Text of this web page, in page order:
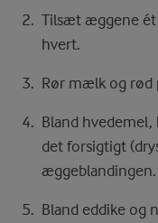
Tilsæt æggene ét
hvert.
Rør mælk og rød
Bland hvedemel,
det forsigtigt
æggeblandingen.
Bland eddike og